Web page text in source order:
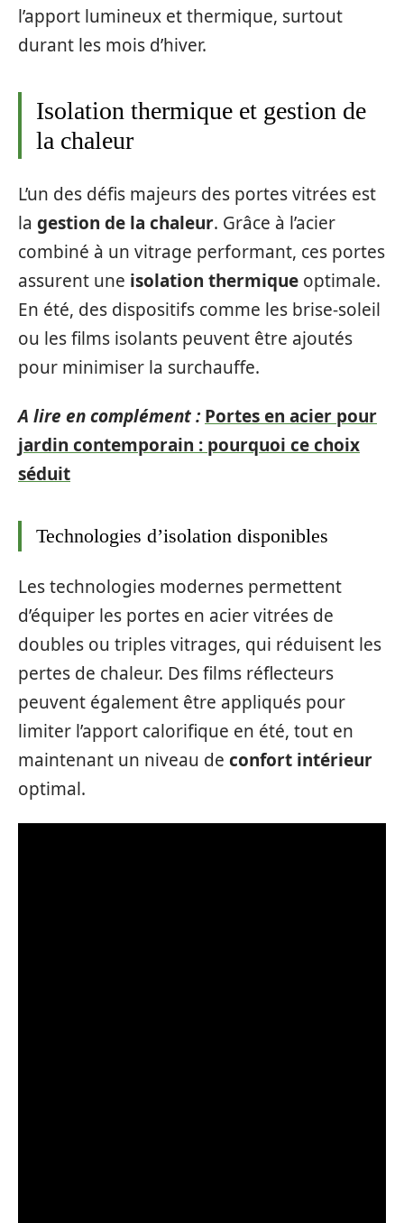
l’apport lumineux et thermique, surtout
durant les mois d’hiver.
Isolation thermique et gestion de
la chaleur
L’un des défis majeurs des portes vitrées est
la gestion de la chaleur. Grâce à l’acier
combiné à un vitrage performant, ces portes
assurent une isolation thermique optimale.
En été, des dispositifs comme les brise-soleil
ou les films isolants peuvent être ajoutés
pour minimiser la surchauffe.
A lire en complément : Portes en acier pour
jardin contemporain : pourquoi ce choix
séduit
Technologies d’isolation disponibles
Les technologies modernes permettent
d’équiper les portes en acier vitrées de
doubles ou triples vitrages, qui réduisent les
pertes de chaleur. Des films réflecteurs
peuvent également être appliqués pour
limiter l’apport calorifique en été, tout en
maintenant un niveau de confort intérieur
optimal.